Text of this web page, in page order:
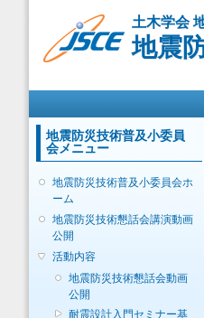
土木学会
地震
地震防災技術普及小委員
会メニュー
地震防災技術普及小委員会ホ
ーム
地震防災技術懇話会講演動画
公開
活動内容
地震防災技術懇話会動画
公開
耐震設計入門セミナー基